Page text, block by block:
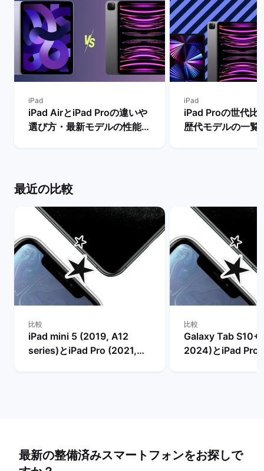
iPad
iPad AirとiPad Proの違いや
選び方・最新モデルの性能を
iPad
iPad Proの世代比
歴代モデルの一覧
最近の比較
比較
iPad mini 5 (2019, A12
series)とiPad Pro (2021,
比較
Galaxy Tab S10+
2024)とiPad Pro
最新の整備済みスマートフォンをお探しで